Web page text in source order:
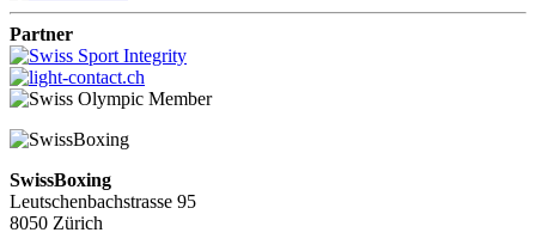
Partner
SwissBoxing
Leutschenbachstrasse 95
8050 Zürich